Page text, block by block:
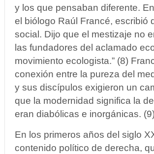
y los que pensaban diferente.
el biólogo Raúl Francé, escribió
social. Dijo que el mestizaje no
las fundadores del aclamado
movimiento ecologista.” (8)
conexión entre la pureza del
y sus discípulos exigieron un
que la modernidad significa la
eran diabólicas e inorgánicas. (9)
En los primeros años del siglo
contenido político de derecha,